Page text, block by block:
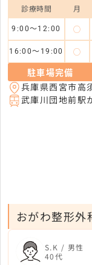
診療時間 月
9:00〜12:00 ◯
16:00〜19:00 ◯
駐車場完備
兵庫県西宮市
武庫川団地前駅
おがわ整形外
S.K / 男性
40代